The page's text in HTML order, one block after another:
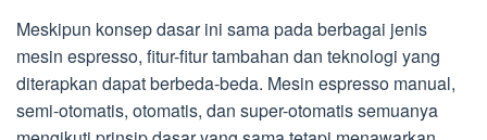
Meskipun konsep dasar ini sama pada berbagai jenis
mesin espresso, fitur-fitur tambahan dan teknologi yang
diterapkan dapat berbeda-beda. Mesin espresso manual,
semi-otomatis, otomatis, dan super-otomatis semuanya